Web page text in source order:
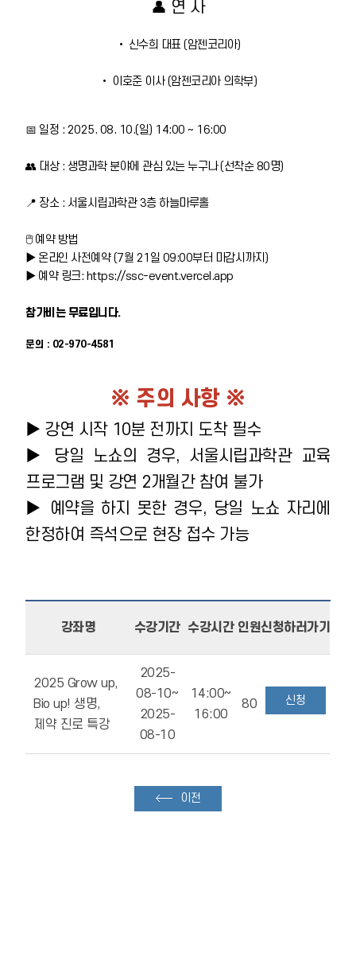
👤 연 사
• 신수희 대표 (암젠코리아)
• 이호준 이사 (암젠코리아 의학부)
📅 일정 : 2025. 08. 10.(일) 14:00 ~ 16:00
👥 대상 : 생명과학 분야에 관심 있는 누구나 (선착순 80명)
📍 장소 : 서울시립과학관 3층 하늘마루홀
🖱 예약 방법
▶ 온라인 사전예약 (7월 21일 09:00부터 마감시까지)
▶ 예약 링크: https://ssc-event.vercel.app
참가비는 무료입니다.
문의 : 02-970-4581
※ 주의 사항 ※
▶ 강연 시작 10분 전까지 도착 필수
▶ 당일 노쇼의 경우, 서울시립과학관 교육
프로그램 및 강연 2개월간 참여 불가
▶ 예약을 하지 못한 경우, 당일 노쇼 자리에
한정하여 즉석으로 현장 접수 가능
강좌명 수강기간 수강시간 인원신청하러가기
2025 Grow up,
Bio up! 생명,
제약 진로 특강
2025-
08-10~
2025-
08-10
14:00~
16:00
80 신청
이전